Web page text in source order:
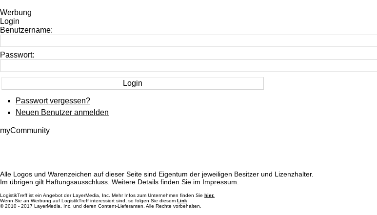
Werbung
Login
Benutzername:
Passwort:
Passwort vergessen?
Neuen Benutzer anmelden
myCommunity
Alle Logos und Warenzeichen auf dieser Seite sind Eigentum der jeweiligen Besitzer und Lizenzhalter.
Im übrigen gilt Haftungsausschluss. Weitere Details finden Sie im Impressum
LogistikTreff ist ein Angebot der LayerMedia, Inc. Mehr Infos zum Unternehmen finden Sie hier.
Wenn Sie an Werbung auf LogistikTreff interessiert sind, so folgen Sie diesem Link
© 2010 - 2017 LayerMedia, Inc. und deren Content-Lieferanten. Alle Rechte vorbehalten.